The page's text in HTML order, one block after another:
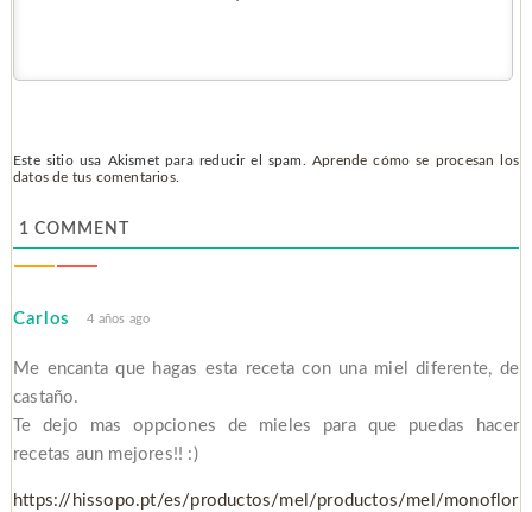
Este sitio usa Akismet para reducir el spam. Aprende cómo se procesan los
datos de tus comentarios.
1 COMMENT
Carlos 4 años ago
Me encanta que hagas esta receta con una miel diferente, de
castaño.
Te dejo mas oppciones de mieles para que puedas hacer
recetas aun mejores!! :)
https://hissopo.pt/es/productos/mel/productos/mel/monoflor